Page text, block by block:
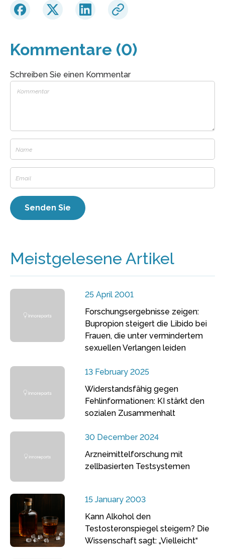
Kommentare (0)
Schreiben Sie einen Kommentar
Meistgelesene Artikel
25 April 2001
Forschungsergebnisse zeigen:
Bupropion steigert die Libido bei
Frauen, die unter vermindertem
sexuellen Verlangen leiden
13 February 2025
Widerstandsfähig gegen
Fehlinformationen: KI stärkt den
sozialen Zusammenhalt
30 December 2024
Arzneimittelforschung mit
zellbasierten Testsystemen
15 January 2003
Kann Alkohol den
Testosteronspiegel steigern? Die
Wissenschaft sagt: „Vielleicht“